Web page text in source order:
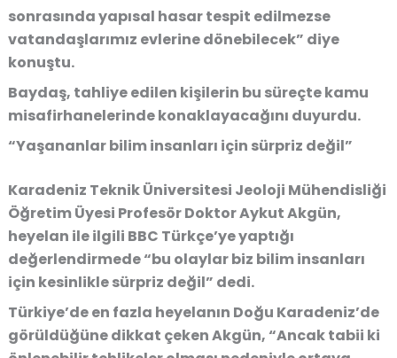
sonrasında yapısal hasar tespit edilmezse
vatandaşlarımız evlerine dönebilecek” diye
konuştu.
Baydaş, tahliye edilen kişilerin bu süreçte kamu
misafirhanelerinde konaklayacağını duyurdu.
“Yaşananlar bilim insanları için sürpriz değil”
Karadeniz Teknik Üniversitesi Jeoloji Mühendisliği
Öğretim Üyesi Profesör Doktor Aykut Akgün,
heyelan ile ilgili BBC Türkçe’ye yaptığı
değerlendirmede “bu olaylar biz bilim insanları
için kesinlikle sürpriz değil” dedi.
Türkiye’de en fazla heyelanın Doğu Karadeniz’de
görüldüğüne dikkat çeken Akgün, “Ancak tabii ki